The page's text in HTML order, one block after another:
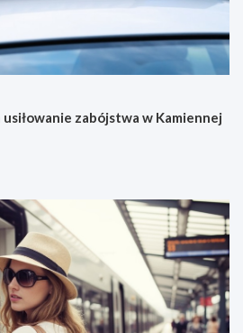
zabójstwa w Kamiennej